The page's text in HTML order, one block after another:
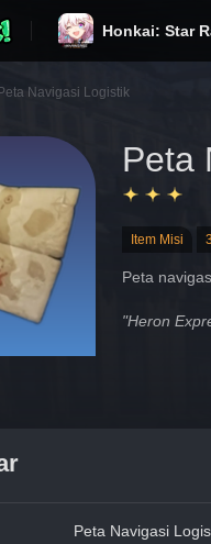
Honkai: Star
Peta Navigasi Logistik
Peta
Item Misi
Peta
"Heron
Peta Navigasi